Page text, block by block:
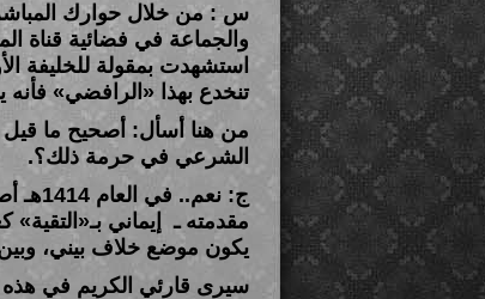
س : من خلال حوارك المباشر
استشهدت بمقولة للخليفة
تنخدع بهذا «الرافضي» فأنه
من هنا أسأل: أصحيح ما قيل
الشرعي في حرمة
ج:
مقدمته ـ إيماني
يكون موضع خلاف بيني،
سيرى قارئي الكريم في هذه